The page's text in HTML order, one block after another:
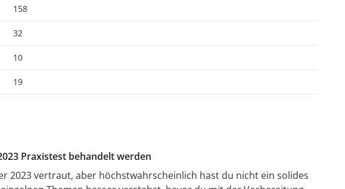
158
32
10
19
Praxistest behandelt werden
2023 vertraut, aber höchstwahrscheinlich hast du nicht ein solides